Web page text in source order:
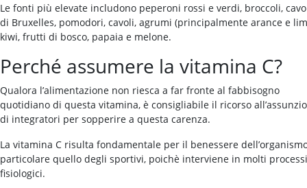
Le fonti più elevate includono peperoni rossi e verdi, broccoli,
di Bruxelles, pomodori, cavoli, agrumi (principalmente arance e
kiwi, frutti di bosco, papaia e melone.
Perché assumere la vitamina C?
Qualora l’alimentazione non riesca a far fronte al fabbisogno
quotidiano di questa vitamina, è consigliabile il ricorso
di integratori per sopperire a questa carenza.
La vitamina C risulta fondamentale per il benessere
particolare quello degli sportivi, poichè interviene in molti processi
fisiologici.